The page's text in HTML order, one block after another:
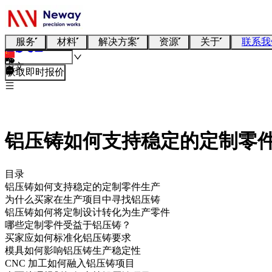
服务 材料 解决方案 资源 关于 联系
中文
获取即时报价
铝压铸如何支持稳定的定制零
目录
铝压铸如何支持稳定的定制零件生产
为什么买家在生产项目中寻找铝压铸
铝压铸如何将定制设计转化为生产零件
哪些定制零件受益于铝压铸？
买家应如何标准化铝压铸要求
模具如何影响铝压铸生产稳定性
CNC 加工如何融入铝压铸项目